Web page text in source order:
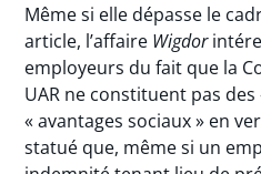
Même si elle dépasse le
article, l’affaire Wigdor
employeurs du fait que la
UAR ne constituent pas des
« avantages sociaux » en
statué que, même si un